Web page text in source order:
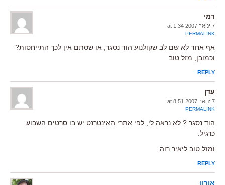
רמי
7 ינואר 2007 at 1:34
PERMALINK
אף אחד לא שם לב שקולנוע הוד נסגר, או שסתם אין לכך התייחסות?
וכמובן, מזל טוב
REPLY
עדן
7 ינואר 2007 at 8:51
PERMALINK
הוד נסגר ? לא נראה לי, לפי אתרי האינטרנט יש בו סרטים השבוע
כרגיל.
ומזל טוב ליאיר רוה.
REPLY
אורון